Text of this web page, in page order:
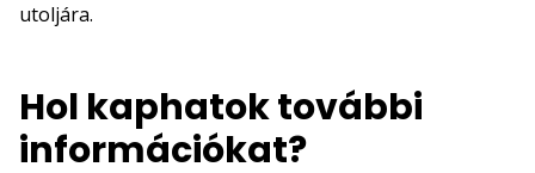
utoljára.
Hol kaphatok további
információkat?